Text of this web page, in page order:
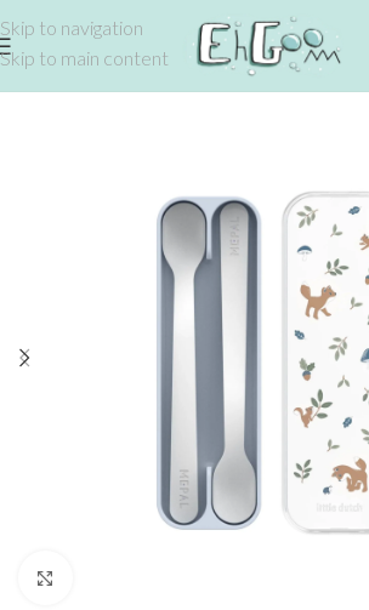
Skip to navigation
Skip to main content